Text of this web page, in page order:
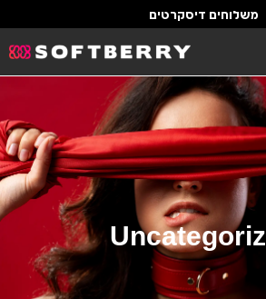
משלוחים דיסקרטים